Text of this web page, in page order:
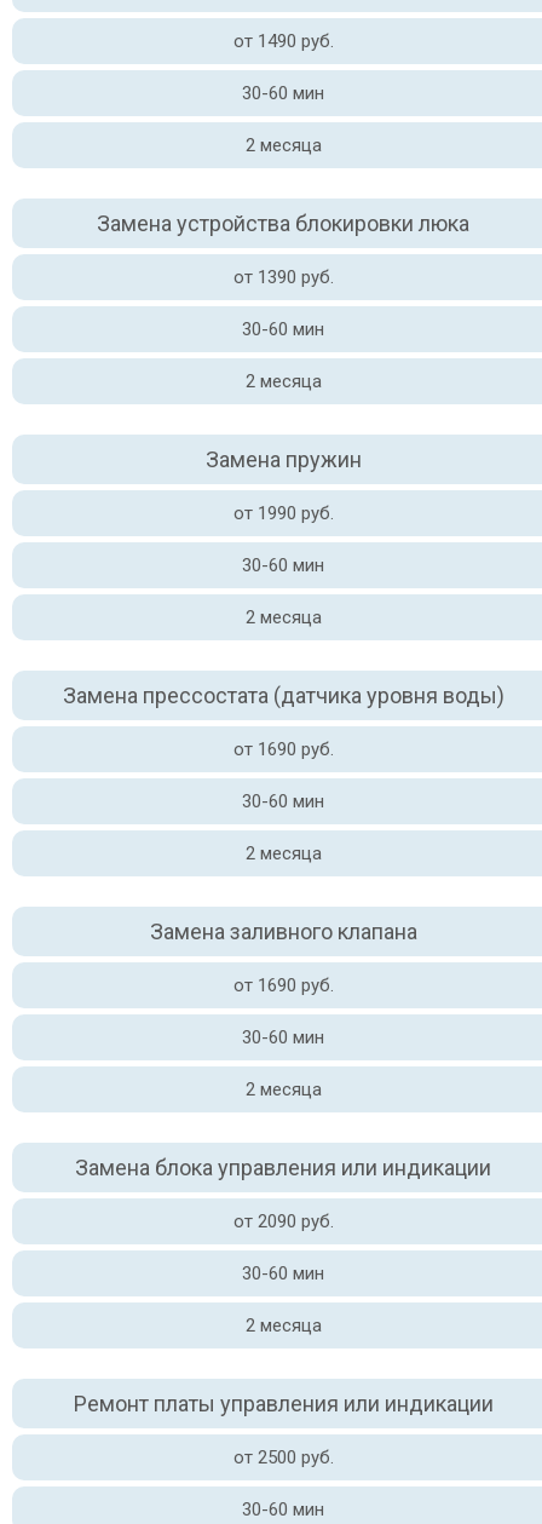
от 1490 руб.
30-60 мин
2 месяца
Замена устройства блокировки люка
от 1390 руб.
30-60 мин
2 месяца
Замена пружин
от 1990 руб.
30-60 мин
2 месяца
Замена прессостата (датчика уровня воды)
от 1690 руб.
30-60 мин
2 месяца
Замена заливного клапана
от 1690 руб.
30-60 мин
2 месяца
Замена блока управления или индикации
от 2090 руб.
30-60 мин
2 месяца
Ремонт платы управления или индикации
от 2500 руб.
30-60 мин